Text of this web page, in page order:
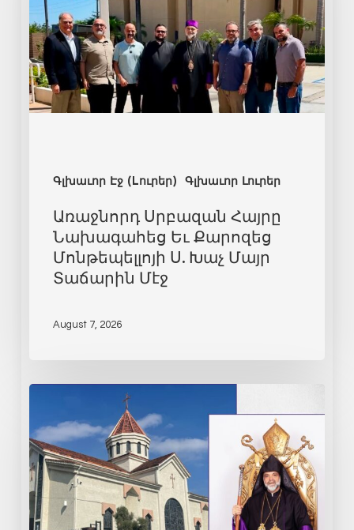
Գլխաւոր Էջ (Lուրեր) Գլխաւոր Լուրեր
Առաջնորդ Սրբազան Հայրը
Նախագահեց Եւ Քարոզեց
Մոնթեպելլոյի Ս. Խաչ Մայր
Տաճարին Մէջ
August 7, 2026